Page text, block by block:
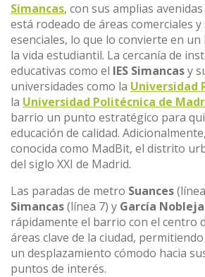
Simancas, con sus amplias
está rodeado de áreas comerciales y
esenciales, lo que lo convierte en
la vida estudiantil. La cercanía de
educativas como el IES Simancasy
universidades como la Universidad
la Universidad Politécnica de
barrio un punto estratégico para
educación de calidad.
conocida como MadBit, el distrito
del siglo XXI de Madrid.
Las paradas de metro Suances
Simancas(línea 7) y García
rápidamente el barrio con el centro
áreas clave de la ciudad,
un desplazamiento cómodo hacia
puntos de interés.